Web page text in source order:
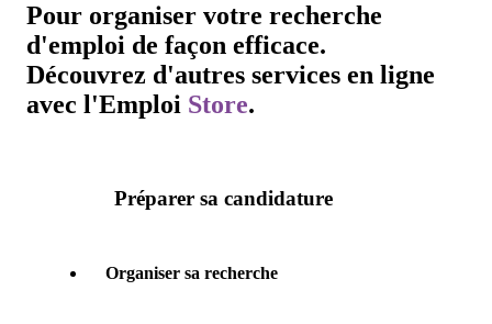
Pour organiser votre recherche
d'emploi de façon efficace.
Découvrez d'autres services en ligne
avec l'Emploi Store.
Préparer sa candidature
Organiser sa recherche